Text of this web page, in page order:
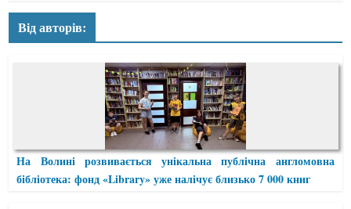
Від авторів:
На Волині розвивається унікальна публічна англомовна
бібліотека: фонд «Library» уже налічує близько 7 000 книг